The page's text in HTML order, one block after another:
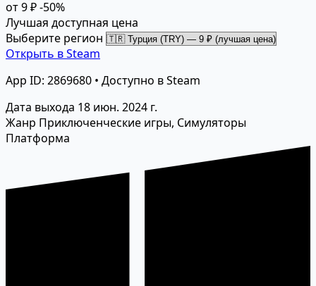
от 9 ₽-50%
Лучшая доступная цена
Выберите регион
Открыть в Steam
App ID: 2869680 • Доступно в Steam
Дата выхода 18 июн. 2024 г.
Жанр Приключенческие игры, Симуляторы
Платформа